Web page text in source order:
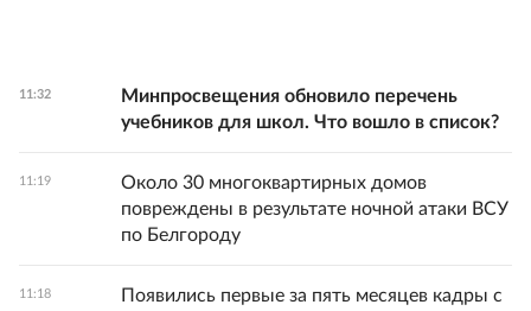
11:32
Минпросвещения обновило перечень
учебников для школ. Что вошло в список?
11:19
Около 30 многоквартирных домов
повреждены в результате ночной атаки ВСУ
по Белгороду
11:18
Появились первые за пять месяцев кадры с